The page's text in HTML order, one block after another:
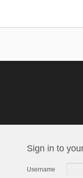
Sign in to
Username